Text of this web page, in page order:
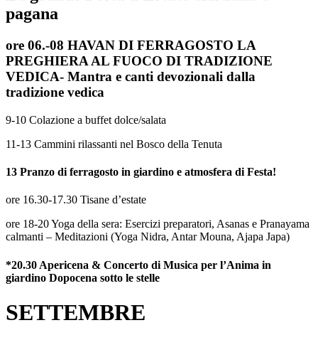
pagana
ore 06.-08 HAVAN DI FERRAGOSTO LA
PREGHIERA AL FUOCO DI TRADIZIONE
VEDICA- Mantra e canti devozionali dalla
tradizione vedica
9-10 Colazione a buffet dolce/salata
11-13 Cammini rilassanti nel Bosco della Tenuta
13 Pranzo di ferragosto in giardino e atmosfera di Festa!
ore 16.30-17.30 Tisane d’estate
ore 18-20 Yoga della sera: Esercizi preparatori, Asanas e Pranayama
calmanti – Meditazioni (Yoga Nidra, Antar Mouna, Ajapa Japa)
*20.30 Apericena & Concerto di Musica per l’Anima in
giardino Dopocena sotto le stelle
SETTEMBRE